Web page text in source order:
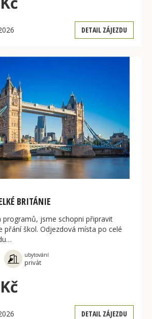
DETAIL ZÁJEZDU
BRITÁNIE
programů, jsme schopni připravit
přání škol. Odjezdová místa po celé
ubytování
privát
DETAIL ZÁJEZDU